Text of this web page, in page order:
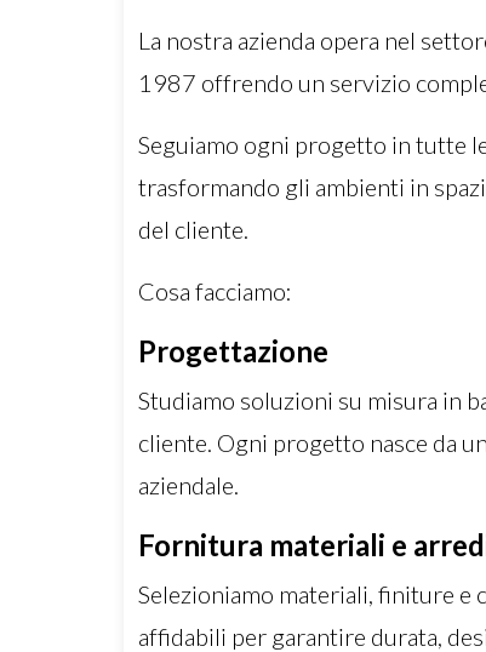
La nostra azienda opera nel
1987 offrendo un servizio
Seguiamo ogni progetto in tutte
trasformando gli ambienti in
del cliente.
Cosa facciamo:
Progettazione
Studiamo soluzioni su misura in
cliente. Ogni progetto nasce da
aziendale.
Fornitura materiali e
Selezioniamo materiali, finiture
affidabili per garantire durata,